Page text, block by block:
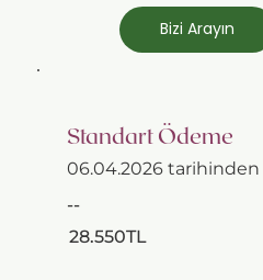
Bizi Arayın
Standart Ödeme
06.04.2026 tarihinden
--
28.550TL